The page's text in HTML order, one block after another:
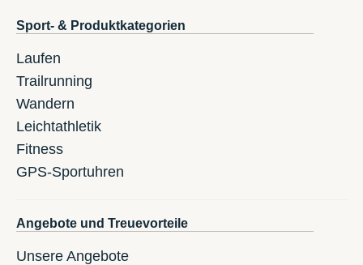
Sport- & Produktkategorien
Laufen
Trailrunning
Wandern
Leichtathletik
Fitness
GPS-Sportuhren
Angebote und Treuevorteile
Unsere Angebote